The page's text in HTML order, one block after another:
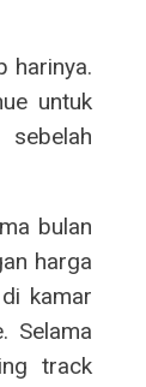
harinya.
untuk
bulan
harga
kamar
Selama
track